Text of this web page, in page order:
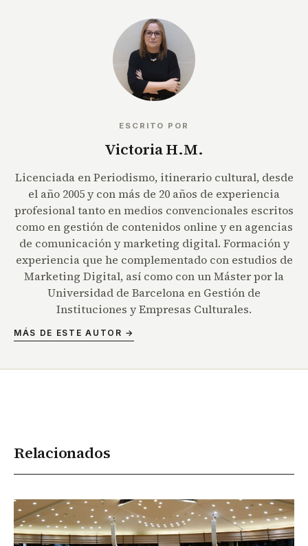
ESCRITO POR
Victoria H.M.
Licenciada en Periodismo, itinerario cultural, desde
el año 2005 y con más de 20 años de experiencia
profesional tanto en medios convencionales escritos
como en gestión de contenidos online y en agencias
de comunicación y marketing digital. Formación y
experiencia que he complementado con estudios de
Marketing Digital, así como con un Máster por la
Universidad de Barcelona en Gestión de
Instituciones y Empresas Culturales.
MÁS DE ESTE AUTOR →
Relacionados